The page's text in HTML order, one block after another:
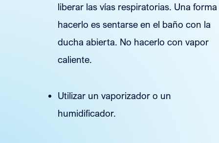
liberar las vías respiratorias. Una forma
hacerlo es sentarse en el baño con la
ducha abierta. No hacerlo con vapor
caliente.
Utilizar un vaporizador o un
humidificador.